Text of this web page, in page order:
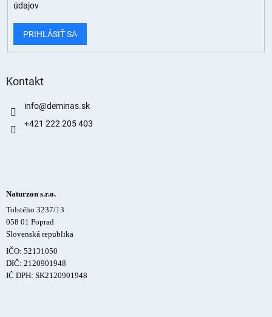
údajov
PRIHLÁSIŤ SA
Kontakt
info@deminas.sk
+421 222 205 403
Naturzon s.r.o.
Tolstého 3237/13
058 01 Poprad
Slovenská republika
IČO: 52131050
DIČ: 2120901948
IČ DPH: SK2120901948